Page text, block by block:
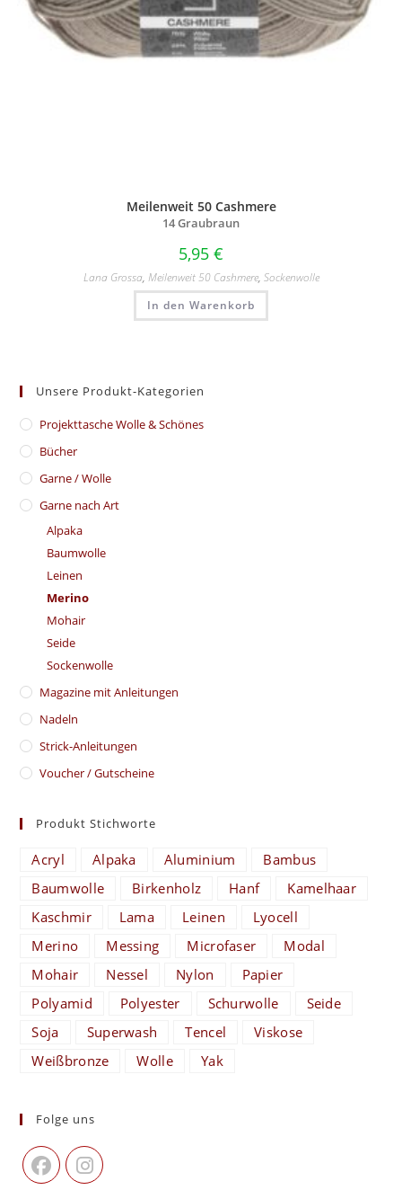
Meilenweit 50 Cashmere
14 Graubraun
5,95 €
Lana Grossa, Meilenweit 50 Cashmere, Sockenwolle
In den Warenkorb
Unsere Produkt-Kategorien
​Projekttasche Wolle & Schönes
Bücher
Garne / Wolle
Garne nach Art
Alpaka
Baumwolle
Leinen
Merino
Mohair
Seide
Sockenwolle
Magazine mit Anleitungen
Nadeln
Strick-Anleitungen
Voucher / Gutscheine
Produkt Stichworte
Acryl Alpaka Aluminium
Bambus
Baumwolle
Birkenholz Hanf
Kamelhaar
Kaschmir
Lama Leinen
Lyocell
Merino
Messing Microfaser
Modal
Mohair
Nessel Nylon
Papier
Polyamid
Polyester Schurwolle
Seide
Soja
Superwash Tencel
Viskose
Weißbronze
Wolle Yak
Folge uns